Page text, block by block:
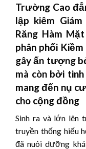
Trường Cao
lập kiêm
Răng Hàm
phân phối
gây ấn tượng
mà còn bởi
mang đến nụ
cho cộng đồng
Sinh ra và lớn lên
truyền thống hiếu
đã nuôi dưỡng